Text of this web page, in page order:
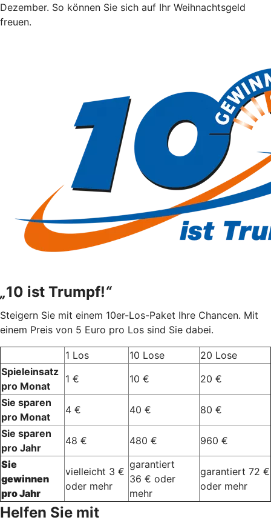
Dezember. So können Sie sich auf Ihr Weihnachtsgeld
freuen.
„10 ist Trumpf!“
Steigern Sie mit einem 10er-Los-Paket Ihre Chancen. Mit
einem Preis von 5 Euro pro Los sind Sie dabei.
1 Los 10 Lose
20 Lose
Spieleinsatz
pro Monat
1 € 10 €
20 €
Sie sparen
pro Monat
4 € 40 €
80 €
Sie sparen
pro Jahr
48 € 480 €
960 €
Sie
gewinnen
pro Jahr
vielleicht 3 €
oder mehr
garantiert
36 € oder
mehr
garantiert 72 €
oder mehr
Helfen Sie mit